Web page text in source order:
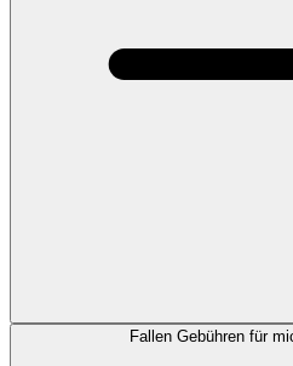
Fallen Gebühren für